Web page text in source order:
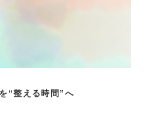
“整える時間”へ